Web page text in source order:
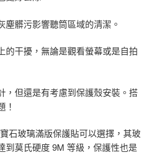
塵髒污影響聽筒區域的清潔。
的干擾，無論是觀看螢幕或是自拍
，但還是有考慮到保護殼安裝。搭
！
石玻璃滿版保護貼可以選擇，其玻
到莫氏硬度 9M 等級，保護性也是